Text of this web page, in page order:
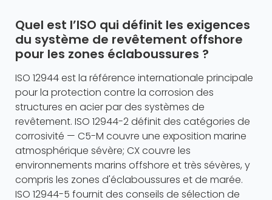
Quel est l’ISO qui définit les exigences
du système de revêtement offshore
pour les zones éclaboussures ?
ISO 12944 est la référence internationale principale
pour la protection contre la corrosion des
structures en acier par des systèmes de
revêtement. ISO 12944-2 définit des catégories de
corrosivité — C5-M couvre une exposition marine
atmosphérique sévère; CX couvre les
environnements marins offshore et très sévères, y
compris les zones d'éclaboussures et de marée.
ISO 12944-5 fournit des conseils de sélection de